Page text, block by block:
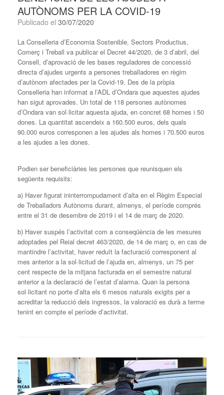
AUTÒNOMS PER LA COVID-19
Publicado el 30/07/2020
La Conselleria d’Economia Sostenible, Sectors Productius,
Comerç i Treball va publicar el Decret 44/2020, de 3 d’abril, del
Consell, d’aprovació de les bases reguladores de concessió
directa d’ajudes urgents a persones treballadores en règim
d’autònom afectades per la Covid-19. Des de la pròpia
Conselleria han informat a l’ADL d’Ondara que aquestes ajudes
han sigut aprovades. Un total de 118 persones autònomes
d’Ondara van sol·licitar aquesta ajuda, en concret 68 homes i 50
dones. La quantitat ascendeix a 160.500 euros, dels quals
90.000 euros corresponen a les ajudes als homes i 70.500 euros
a les ajudes a les dones.
Podien ser beneficiàries les persones que reunisquen els
següents requisits:
a) Haver figurat ininterrompudament d’alta en el Règim Especial
de Treballadors Autònoms durant, almenys, el període comprés
entre el 31 de desembre de 2019 i el 14 de març de 2020.
b) Haver suspés l’activitat com a conseqüència de les mesures
adoptades pel Reial decret 463/2020, de 14 de març o, en cas de
mantindre l’activitat, haver reduït la facturació corresponent al
mes anterior a la sol·licitud de l’ajuda en, almenys, un 75 per
cent respecte de la mitjana facturada en el semestre natural
anterior a la declaració de l’estat d’alarma. Quan la persona
sol·licitant no porte d’alta els 6 mesos naturals exigits per a
acreditar la reducció dels ingressos, la valoració es durà a terme
tenint en compte el període d’activitat.